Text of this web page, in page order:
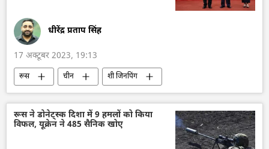
धीरेंद्र प्रताप सिंह
17 अक्टूबर 2023, 19:13
रूस चीन
शी जिनपिंग
व्लादिमीर पुतिन
सर्गे लवरोव
रूसी विदेश मंत्रालय
विदेश मंत्रालय
एंटोनियो गुटेरेस
रूस ने डोनेट्स्क दिशा में 9 हमलों को किया
विफल, यूक्रेन ने 485 सैनिक खोए